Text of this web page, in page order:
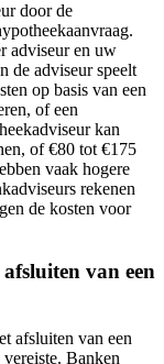
door de
adviseur en uw
de adviseur speelt
op basis van een
of een
kan
of €80 tot €175
vaak hogere
rekenen
de kosten voor
van een
afsluiten van een
Banken